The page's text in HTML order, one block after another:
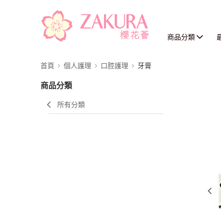
商品分類
首頁 個人護理 口腔護理 牙膏
商品分類
所有分類